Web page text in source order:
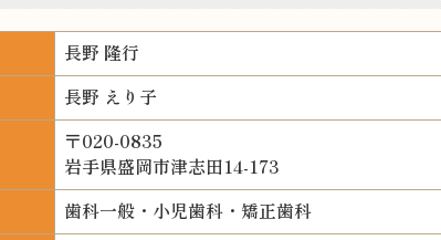
長野 隆行
長野 えり子
〒020-0835
岩手県盛岡市津志田14-173
歯科一般・小児歯科・矯正歯科